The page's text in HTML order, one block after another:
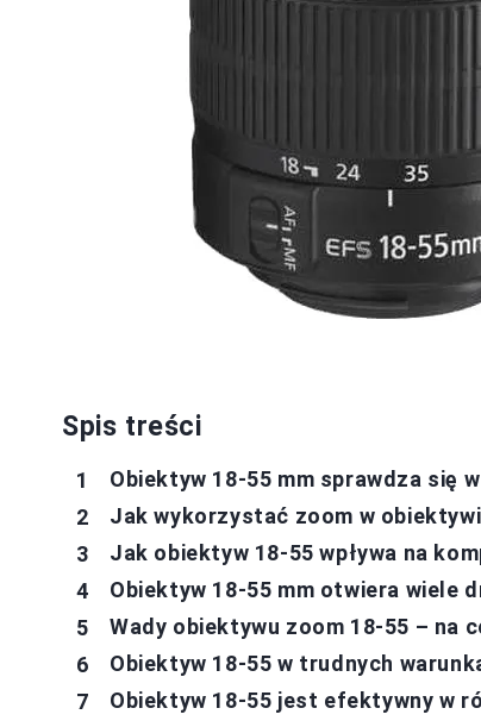
Spis treści
Obiektyw 18-55 mm sprawdza się
Jak wykorzystać zoom w
Jak obiektyw 18-55 wpływa na
Obiektyw 18-55 mm otwiera
Wady obiektywu zoom 18-55 – na
Obiektyw 18-55 w trudnych
Obiektyw 18-55 jest efektywny w